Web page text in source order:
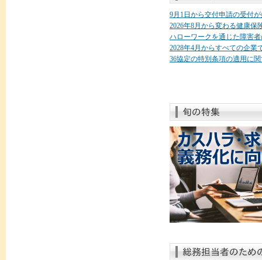
9月1日から交付申請の受付
2026年8月から変わる健康保
ハローワークを通じた障害
2028年4月からすべての企業
36協定の特別条項の適用に